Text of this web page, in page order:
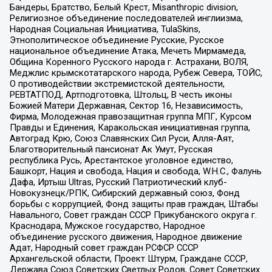
Бандеры, Братство, Белый Крест, Misanthropic division,
Религиозное объединение последователей инглиизма,
Народная Социальная Инициатива, TulaSkins,
Этнополитическое объединение Русские, Русское
национальное объединение Атака, Мечеть Мирмамеда,
Община Коренного Русского народа г. Астрахани, ВОЛЯ,
Меджлис крымскотатарского народа, Рубеж Севера, ТОЙС,
О противодействии экстремистской деятельности,
РЕВТАТПОД, Артподготовка, Штольц, В честь иконы
Божией Матери Державная, Сектор 16, Независимость,
Фирма, Молодежная правозащитная группа МПГ, Курсом
Правды и Единения, Каракольская инициативная группа,
Автоград Крю, Союз Славянских Сил Руси, Алля-Аят,
Благотворительный пансионат Ак Умут, Русская
республика Русь, Арестантское уголовное единство,
Башкорт, Нация и свобода, Нация и свобода, W.H.С., Фалунь
Дафа, Иртыш Ultras, Русский Патриотический клуб-
Новокузнецк/РПК, Сибирский державный союз, Фонд
борьбы с коррупцией, Фонд защиты прав граждан, Штабы
Навального, Совет граждан СССР Прикубанского округа г.
Краснодара, Мужское государство, Народное
объединение русского движения, Народное движение
Адат, Народный совет граждан РСФСР СССР
Архангельской области, Проект Штурм, Граждане СССР,
Держава Союз Советских Светлых Родов, Совет Советских